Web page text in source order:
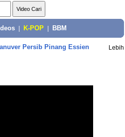
K-POP BBM
Persib Pinang Essien Lebih